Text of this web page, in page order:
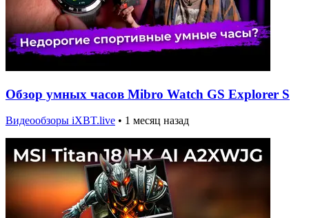
Обзор умных часов Mibro Watch GS Explorer S
Видеообзоры iXBT.live • 1 месяц назад